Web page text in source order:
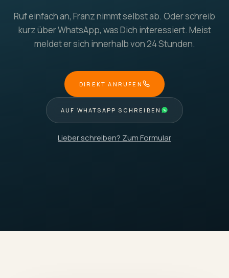
Ruf einfach an, Franz nimmt selbst ab. Oder schreib
kurz über WhatsApp, was Dich interessiert. Meist
meldet er sich innerhalb von 24 Stunden.
DIREKT ANRUFEN
AUF WHATSAPP SCHREIBEN
Lieber schreiben? Zum Formular